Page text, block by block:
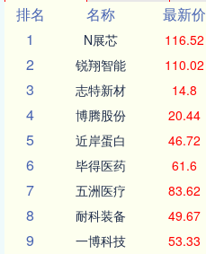
排名
名称 最新价
1
N展芯 116.52
2 锐翔智能 110.02
3 志特新材 14.8
4 博腾股份 20.44
5 近岸蛋白 46.72
6 毕得医药 61.6
7 五洲医疗 83.62
8 耐科装备 49.67
9 一博科技 53.33